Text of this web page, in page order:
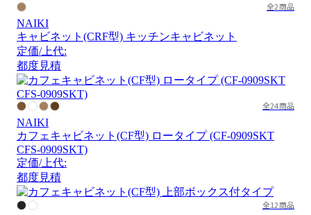
全2商品
NAIKI
キャビネット(CRF型) キッチンキャビネット
定価/上代:
都度見積
全24商品
NAIKI
カフェキャビネット(CF型) ロータイプ (CF-0909SKT
CFS-0909SKT)
定価/上代:
都度見積
全12商品